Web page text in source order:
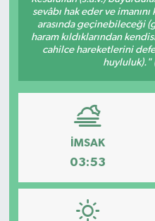
sevâbı hak eder ve
arasında geçinebileceği
haram kıldıklarından
cahilce hareketlerini
huyluluk)."
İMSAK
03:53